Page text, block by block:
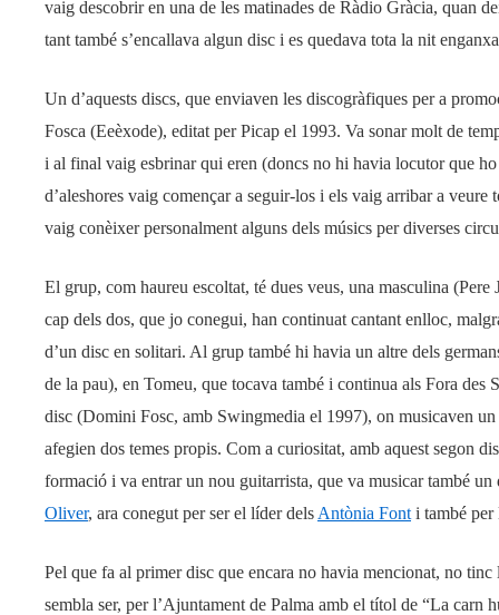
vaig descobrir en una de les matinades de Ràdio Gràcia, quan
tant també s’encallava algun disc i es quedava tota la nit
Un d’aquests discs, que enviaven les discogràfiques per a
Fosca (Eeèxode), editat per Picap el 1993. Va sonar molt de
i al final vaig esbrinar qui eren (doncs no hi havia locutor que
d’aleshores vaig començar a seguir-los i els vaig arribar a
vaig conèixer personalment alguns dels músics per diverses
El grup, com haureu escoltat, té dues veus, una masculina
cap dels dos, que jo conegui, han continuat cantant enlloc,
d’un disc en solitari. Al grup també hi havia un altre dels
de la pau), en Tomeu, que tocava també i continua als Fora des
disc (Domini Fosc, amb Swingmedia el 1997), on musicaven un
afegien dos temes propis. Com a curiositat, amb aquest segon
formació i va entrar un nou guitarrista, que va musicar també
Oliver, ara conegut per ser el líder dels Antònia Font i també per
Pel que fa al primer disc que encara no havia mencionat, no
sembla ser, per l’Ajuntament de Palma amb el títol de “La carn